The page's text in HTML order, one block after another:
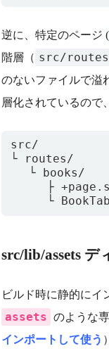
逆に、特定のページ (
階層（ src/routes
のないファイルで溢
層化されているので
src/
└ routes/
└ books/
├
src/lib/assets デ
ビルド時に静的にイ
assets のような
インポートして使う